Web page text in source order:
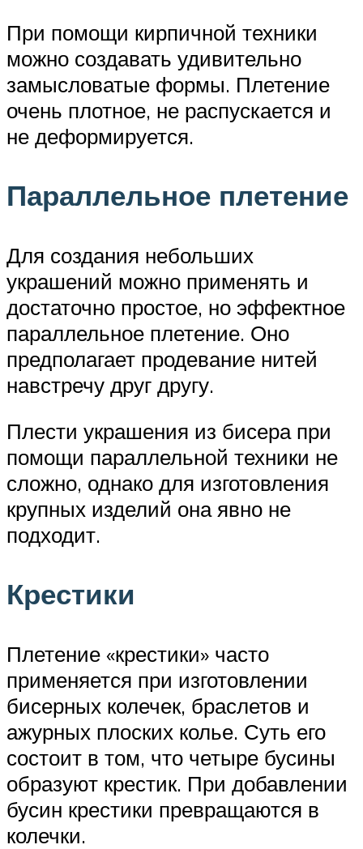
При помощи кирпичной техники
можно создавать удивительно
замысловатые формы. Плетение
очень плотное, не распускается и
не деформируется.
Параллельное плетение
Для создания небольших
украшений можно применять и
достаточно простое, но эффектное
параллельное плетение. Оно
предполагает продевание нитей
навстречу друг другу.
Плести украшения из бисера при
помощи параллельной техники не
сложно, однако для изготовления
крупных изделий она явно не
подходит.
Крестики
Плетение «крестики» часто
применяется при изготовлении
бисерных колечек, браслетов и
ажурных плоских колье. Суть его
состоит в том, что четыре бусины
образуют крестик. При добавлении
бусин крестики превращаются в
колечки.